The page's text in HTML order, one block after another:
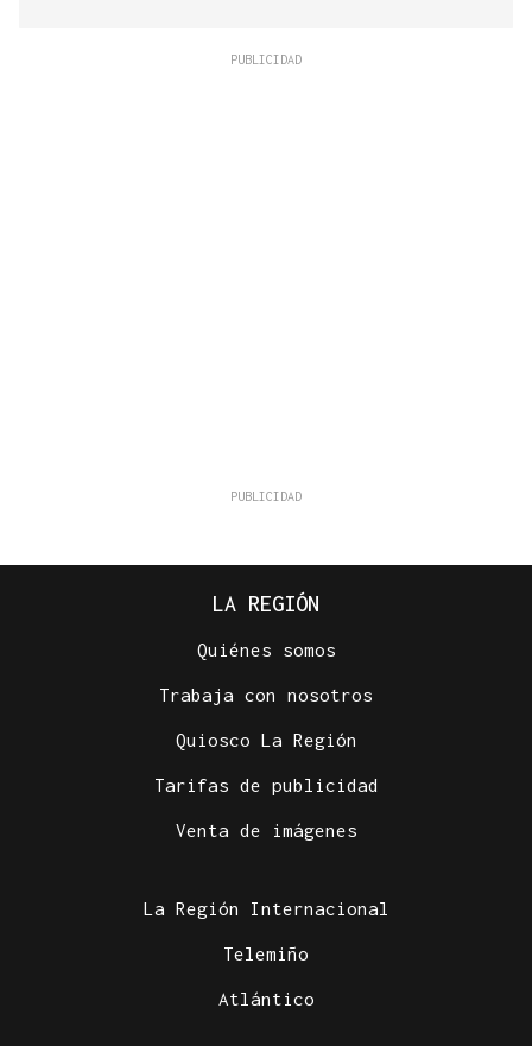
LA REGIÓN
Quiénes somos
Trabaja con nosotros
Quiosco La Región
Tarifas de publicidad
Venta de imágenes
La Región Internacional
Telemiño
Atlántico